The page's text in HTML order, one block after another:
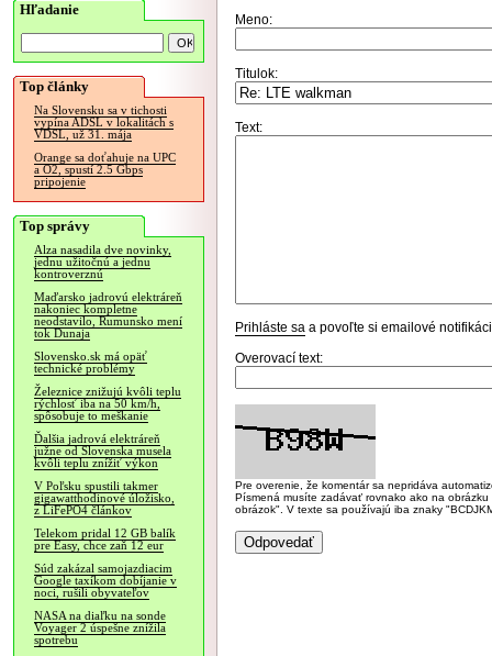
Hľadanie
Top články
Na Slovensku sa v tichosti
vypína ADSL v lokalitách s
VDSL, už 31. mája
Orange sa doťahuje na UPC
a O2, spustí 2.5 Gbps
pripojenie
Top správy
Alza nasadila dve novinky,
jednu užitočnú a jednu
kontroverznú
Maďarsko jadrovú elektráreň
nakoniec kompletne
neodstavilo, Rumunsko mení
tok Dunaja
Slovensko.sk má opäť
technické problémy
Železnice znižujú kvôli teplu
rýchlosť iba na 50 km/h,
spôsobuje to meškanie
Ďalšia jadrová elektráreň
južne od Slovenska musela
kvôli teplu znížiť výkon
V Poľsku spustili takmer
gigawatthodinové úložisko,
z LiFePO4 článkov
Telekom pridal 12 GB balík
pre Easy, chce zaň 12 eur
Súd zakázal samojazdiacim
Google taxíkom dobíjanie v
noci, rušili obyvateľov
NASA na diaľku na sonde
Voyager 2 úspešne znížila
spotrebu
Meno:
Titulok:
Text:
Prihláste sa a povoľte si emailové
Overovací text:
Pre overenie, že komentár sa nepridáva
Písmená musíte zadávať rovnako ako na
obrázok". V texte sa používajú iba znaky